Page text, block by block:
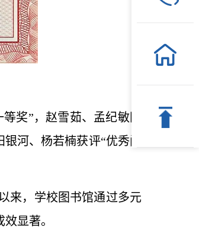
奖”，赵雪茹、孟纪敏同
河、杨若楠获评“优秀阅
来，学校图书馆通过多元
显著。